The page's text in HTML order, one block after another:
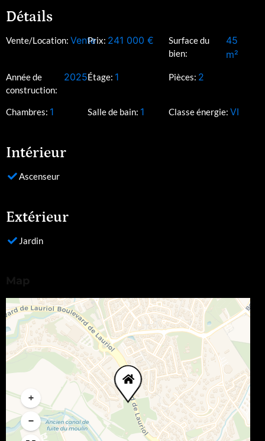
Détails
Vente/Location: VentePrix: 241 000 €
Surface du
bien:
45
m²
Année de
construction:
2025Étage: 1 Pièces: 2
Chambres: 1 Salle de bain: 1 Classe énergie: VI
Intérieur
Ascenseur
Extérieur
Jardin
+
−